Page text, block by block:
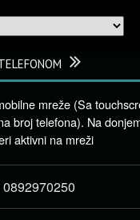
mreže (Sa
broj telefona). Na
aktivni na mreži
0892970250